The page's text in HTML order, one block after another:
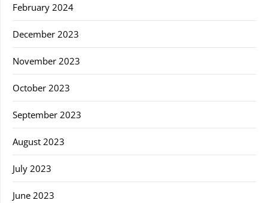
February 2024
December 2023
November 2023
October 2023
September 2023
August 2023
July 2023
June 2023